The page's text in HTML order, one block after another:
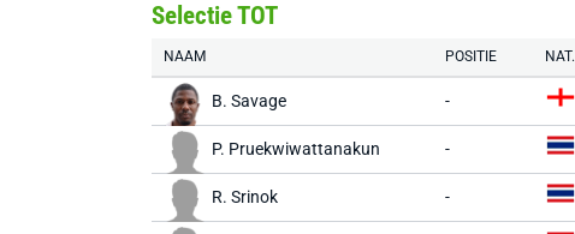
Selectie TOT
NAAM POSITIE NAT.
B. Savage -
P. Pruekwiwattanakun -
R. Srinok -